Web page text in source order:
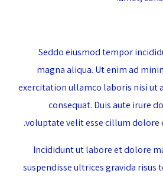
Seddo eiusmod tempor
magna aliqua. Ut enim ad
exercitation ullamco laboris nisi ut
consequat. Duis aute irure
voluptate velit esse cillum dolore
“Incididunt ut labore et dolore
suspendisse ultrices gravida risus